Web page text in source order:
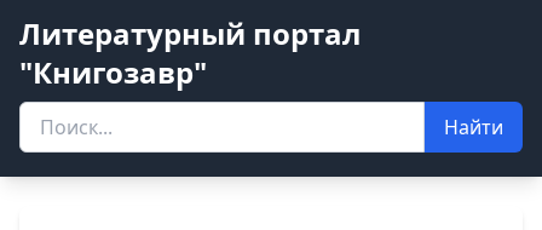
Литературный портал
"Книгозавр"
Найти